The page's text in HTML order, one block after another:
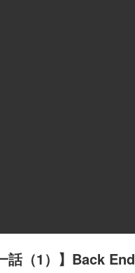
話（1）】Back End